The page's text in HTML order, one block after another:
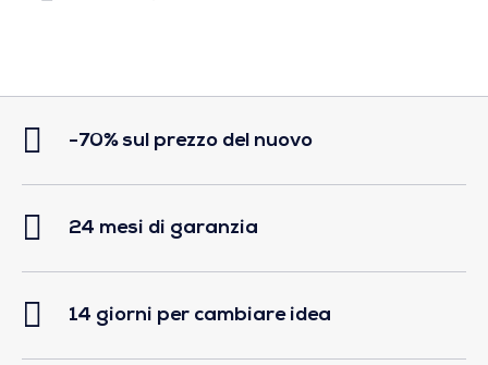
-70% sul prezzo del nuovo
24 mesi di garanzia
14 giorni per cambiare idea